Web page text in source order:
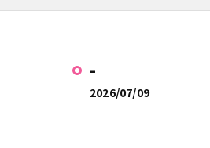
-
2026/07/09